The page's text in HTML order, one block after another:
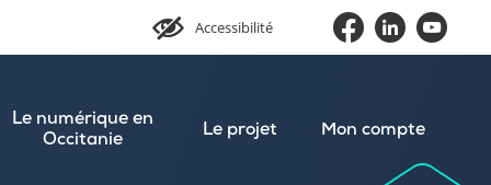
Accessibilité
Le numérique en
Occitanie
Le projet Mon compte